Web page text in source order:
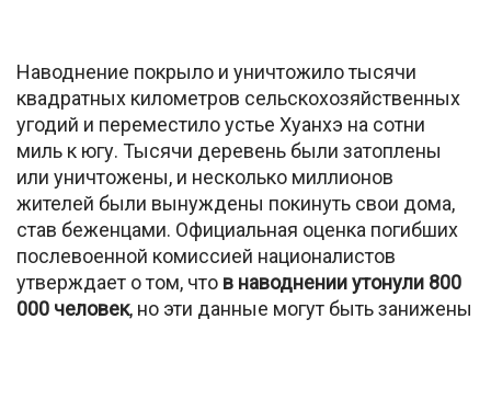
Наводнение покрыло и уничтожило тысячи
квадратных километров сельскохозяйственных
угодий и переместило устье Хуанхэ на сотни
миль к югу. Тысячи деревень были затоплены
или уничтожены, и несколько миллионов
жителей были вынуждены покинуть свои дома,
став беженцами. Официальная оценка погибших
послевоенной комиссией националистов
утверждает о том, что в наводнении утонули 800
000 человек, но эти данные могут быть занижены